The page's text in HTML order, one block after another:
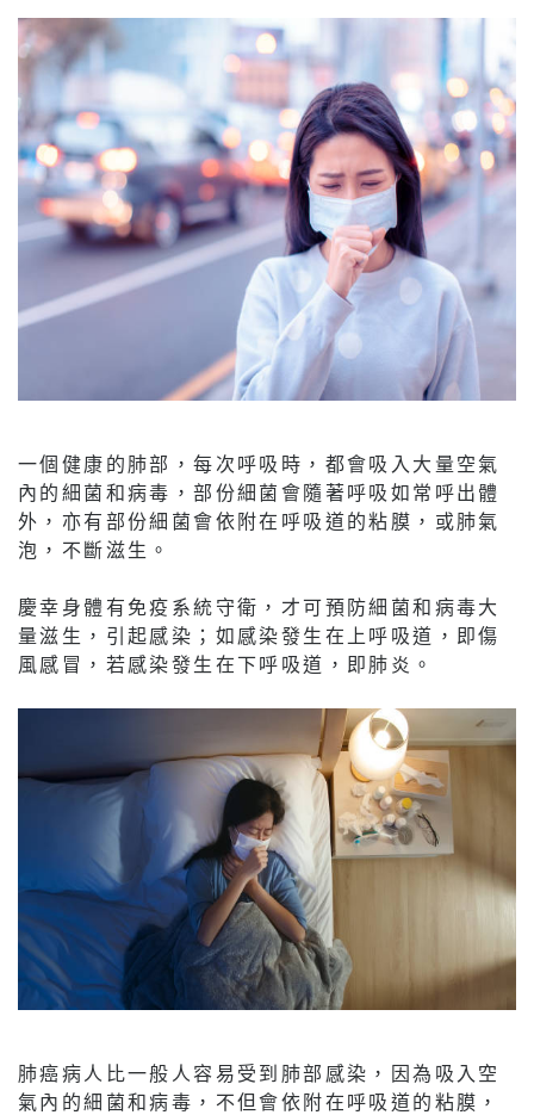
一個健康的肺部，每次呼吸時，都會吸入大量空氣
內的細菌和病毒，部份細菌會隨著呼吸如常呼出體
外，亦有部份細菌會依附在呼吸道的粘膜，或肺氣
泡，不斷滋生。
慶幸身體有免疫系統守衛，才可預防細菌和病毒大
量滋生，引起感染；如感染發生在上呼吸道，即傷
風感冒，若感染發生在下呼吸道，即肺炎。
肺癌病人比一般人容易受到肺部感染，因為吸入空
氣內的細菌和病毒，不但會依附在呼吸道的粘膜，